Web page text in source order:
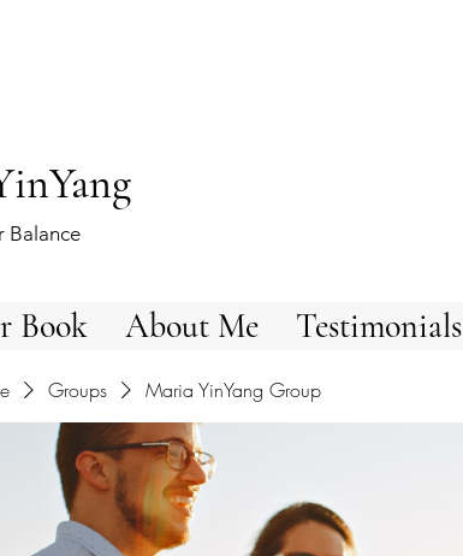
Balance
Book About Me Testimonials
Groups Maria YinYang Group